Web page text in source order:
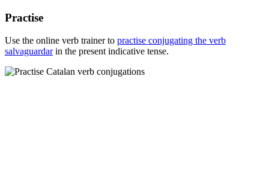
Practise
Use the online verb trainer to practise conjugating the verb
salvaguardarin the present indicative tense.